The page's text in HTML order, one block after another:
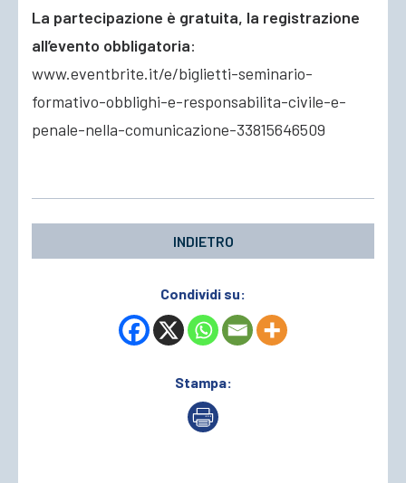
La partecipazione è gratuita, la registrazione
all’evento obbligatoria:
www.eventbrite.it/e/biglietti-seminario-
formativo-obblighi-e-responsabilita-civile-e-
penale-nella-comunicazione-33815646509
INDIETRO
Condividi su:
Stampa: